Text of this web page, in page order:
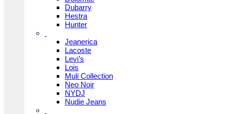
Dubarry
Hestra
Hunter
Jeanerica
Lacoste
Levi’s
Lois
Muli Collection
Neo Noir
NYDJ
Nudie Jeans